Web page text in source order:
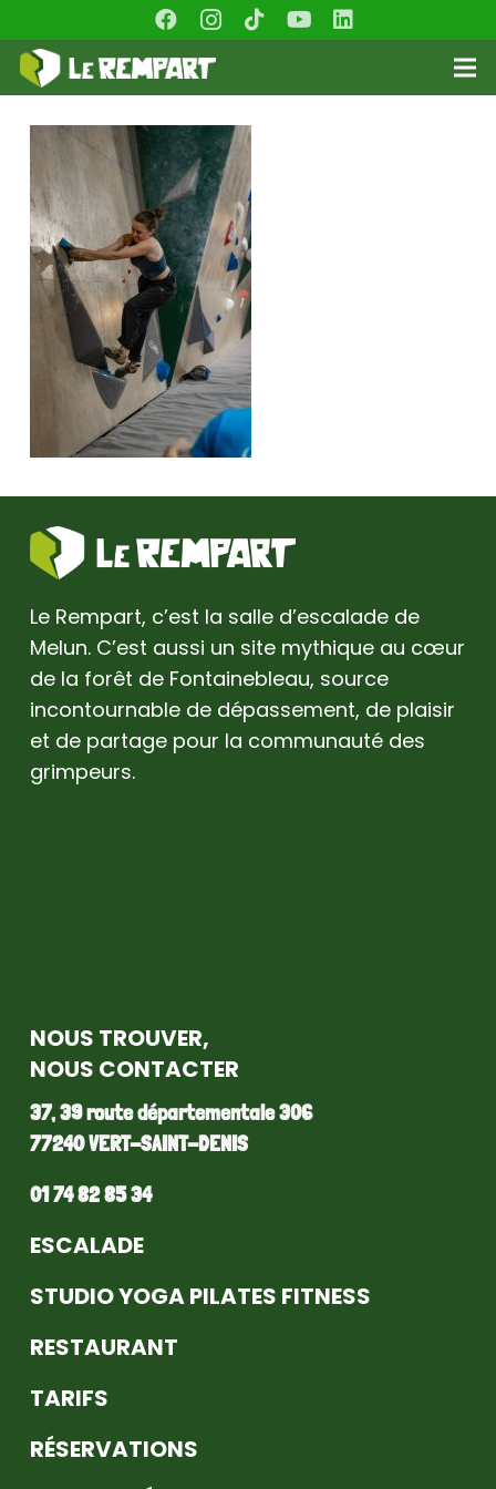
Le Rempart, c’est la salle d’escalade de
Melun. C’est aussi un site mythique au cœur
de la forêt de Fontainebleau, source
incontournable de dépassement, de plaisir
et de partage pour la communauté des
grimpeurs.
NOUS TROUVER,
NOUS CONTACTER
37, 39 route départementale 306
77240 VERT-SAINT-DENIS
01 74 82 85 34
ESCALADE
STUDIO YOGA PILATES FITNESS
RESTAURANT
TARIFS
RÉSERVATIONS